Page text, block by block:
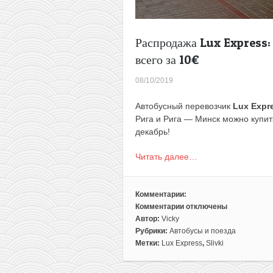
Распродажа Lux
всего за 10€
08/10/2019
Автобусный перевозчик Lux
Рига и Рига — Минск можно
декабрь!
Читать далее…
Комментарии:
Комментарии
к
записи
Распродажа
отключены
Автор: Vicky
Рубрики: Автобусы и поезда
Метки: Lux Express, Slivki